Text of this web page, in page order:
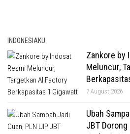
INDONESIAKU
Zankore by
Meluncur,
7 August 2026
Ubah
JBT